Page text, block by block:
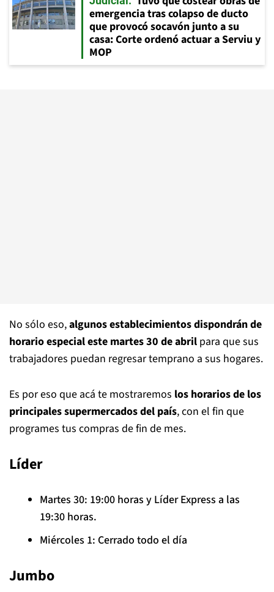
emergencia tras colapso de ducto
que provocó socavón junto a su
casa: Corte ordenó actuar a Serviu y
MOP
No sólo eso,algunos establecimientos dispondrán de
horario especial este martes 30 de abril para que sus
trabajadores puedan regresar temprano a sus hogares.
Es por eso que acá te mostraremos los horarios de los
principales supermercados del país, con el fin que
programes tus compras de fin de mes.
Líder
Martes 30: 19:00 horas y Líder Express a las
19:30 horas.
Miércoles 1: Cerrado todo el día
Jumbo